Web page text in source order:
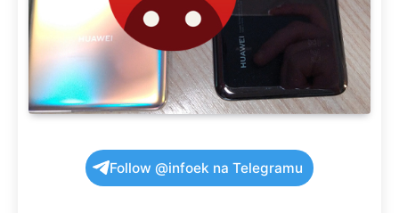
Follow @infoek na Telegramu